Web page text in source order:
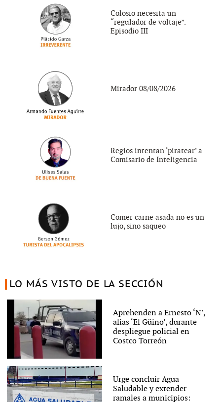
Colosio necesita un
“regulador de voltaje”.
Episodio III
Mirador 08/08/2026
Regios intentan ‘piratear’ a
Comisario de Inteligencia
Comer carne asada no es un
lujo, sino saqueo
LO MÁS VISTO DE LA SECCIÓN
Aprehenden a Ernesto ‘N’,
alias ‘El Güino’, durante
despliegue policial en
Costco Torreón
Urge concluir Agua
Saludable y extender
ramales a municipios: